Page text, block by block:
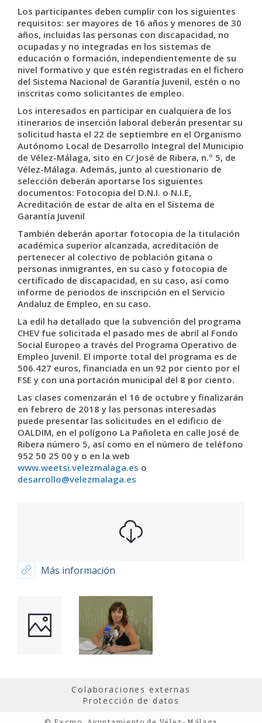
Los participantes deben cumplir con los siguientes
requisitos: ser mayores de 16 años y menores de 30
años, incluidas las personas con discapacidad, no
ocupadas y no integradas en los sistemas de
educación o formación, independientemente de su
nivel formativo y que estén registradas en el fichero
del Sistema Nacional de Garantía Juvenil, estén o no
inscritas como solicitantes de empleo.
Los interesados en participar en cualquiera de los
itinerarios de inserción laboral deberán presentar su
solicitud hasta el 22 de septiembre en el Organismo
Autónomo Local de Desarrollo Integral del Municipio
de Vélez-Málaga, sito en C/ José de Ribera, n.º 5, de
Vélez-Málaga. Además, junto al cuestionario de
selección deberán aportarse los siguientes
documentos: Fotocopia del D.N.I. o N.I.E,
Acreditación de estar de alta en el Sistema de
Garantía Juvenil
También deberán aportar fotocopia de la titulación
académica superior alcanzada, acreditación de
pertenecer al colectivo de población gitana o
personas inmigrantes, en su caso y fotocopia de
certificado de discapacidad, en su caso, así como
informe de periodos de inscripción en el Servicio
Andaluz de Empleo, en su caso.
La edil ha detallado que la subvención del programa
CHEV fue solicitada el pasado mes de abril al Fondo
Social Europeo a través del Programa Operativo de
Empleo Juvenil. El importe total del programa es de
506.427 euros, financiada en un 92 por ciento por el
FSE y con una portación municipal del 8 por ciento.
Las clases comenzarán el 16 de octubre y finalizarán
en febrero de 2018 y las personas interesadas
puede presentar las solicitudes en el edificio de
OALDIM, en el polígono La Pañoleta en calle José de
Ribera número 5, así como en el número de teléfono
952 50 25 00 y o en la web
www.weetsi.velezmalaga.es o
desarrollo@velezmalaga.es
Más información
Colaboraciones externas
Protección de datos